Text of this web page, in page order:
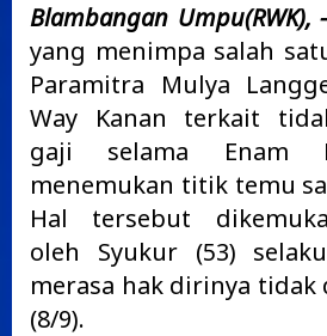
Blambangan Umpu(RWK),
yang menimpa salah
Paramitra Mulya
Way Kanan terkait
gaji selama Enam
menemukan titik temu
Hal tersebut
oleh Syukur (53)
merasa hak dirinya tidak
(8/9).